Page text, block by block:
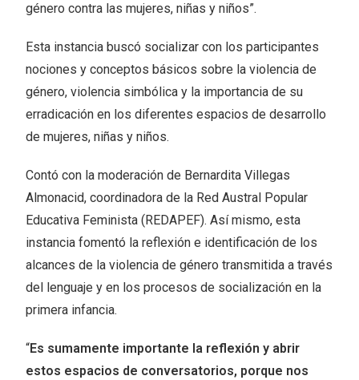
género contra las mujeres, niñas y niños”.
Esta instancia buscó socializar con los participantes
nociones y conceptos básicos sobre la violencia de
género, violencia simbólica y la importancia de su
erradicación en los diferentes espacios de desarrollo
de mujeres, niñas y niños.
Contó con la moderación de Bernardita Villegas
Almonacid, coordinadora de la Red Austral Popular
Educativa Feminista (REDAPEF). Así mismo, esta
instancia fomentó la reflexión e identificación de los
alcances de la violencia de género transmitida a través
del lenguaje y en los procesos de socialización en la
primera infancia.
“Es sumamente importante la reflexión y abrir
estos espacios de conversatorios, porque nos